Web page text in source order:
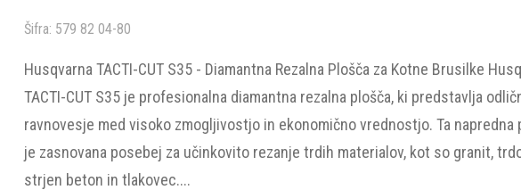
Šifra: 579 82 04-80
Husqvarna TACTI-CUT S35 - Diamantna Rezalna Plošča za Kotne Brusilke
TACTI-CUT S35 je profesionalna diamantna rezalna plošča, ki predstavlja
ravnovesje med visoko zmogljivostjo in ekonomično vrednostjo. Ta napredna
je zasnovana posebej za učinkovito rezanje trdih materialov, kot so granit,
strjen beton in tlakovec....